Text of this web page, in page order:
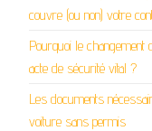
couvre (ou non) votre
Pourquoi le
acte de sécurité vital ?
Les documents
voiture sans permis